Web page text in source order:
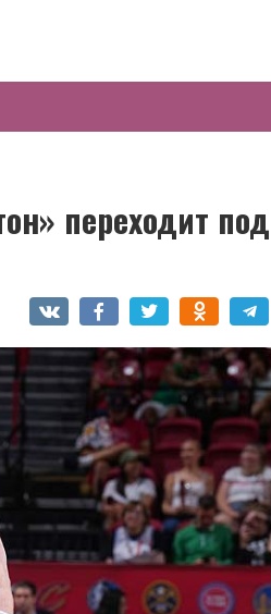
переходит под